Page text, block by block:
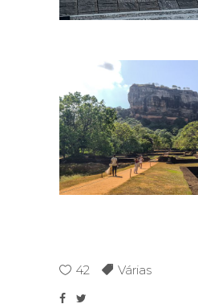
42 Várias